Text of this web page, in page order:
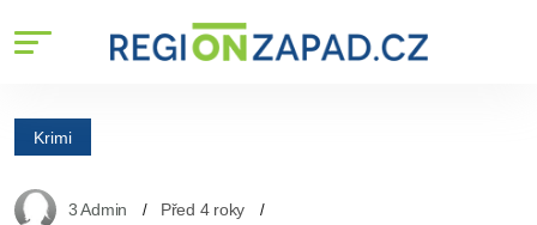
Krimi
3 Admin Před 4 roky